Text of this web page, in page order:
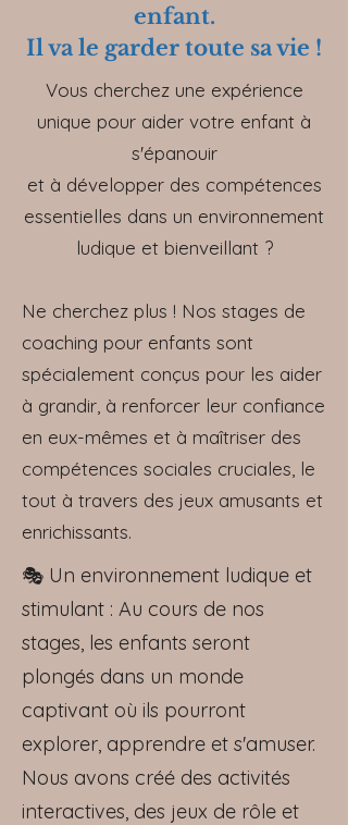
enfant.
Il va le garder toute sa vie !
Vous cherchez une expérience
unique pour aider votre enfant à
s'épanouir
et à développer des compétences
essentielles dans un environnement
ludique et bienveillant ?
Ne cherchez plus ! Nos stages de
coaching pour enfants sont
spécialement conçus pour les aider
à grandir, à renforcer leur confiance
en eux-mêmes et à maîtriser des
compétences sociales cruciales, le
tout à travers des jeux amusants et
enrichissants.
🎭 Un environnement ludique et
stimulant : Au cours de nos
stages, les enfants seront
plongés dans un monde
captivant où ils pourront
explorer, apprendre et s'amuser.
Nous avons créé des activités
interactives, des jeux de rôle et